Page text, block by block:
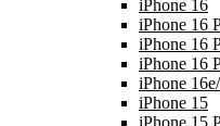
iPhone 16
iPhone 16
iPhone 16
iPhone 16
iPhone
iPhone 15
iPhone 15